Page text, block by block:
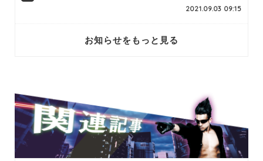
2021.09.03 09:15
お知らせをもっと見る